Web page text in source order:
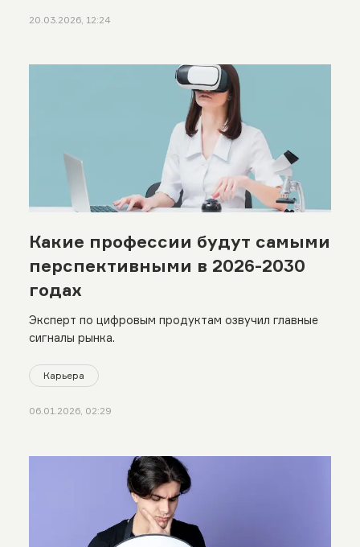
20.03.2026, 12:24
Какие профессии будут самыми
перспективными в 2026-2030
годах
Эксперт по цифровым продуктам озвучил главные
сигналы рынка.
Карьера
06.01.2026, 02:29